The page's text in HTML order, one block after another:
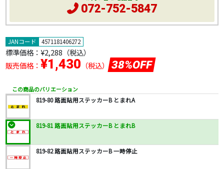
JANコード 4571181406272
標準価格： ¥2,288 （税込）
販売価格： ¥1,430 （税込） 38%OFF
この商品のバリエーション
819-80 路面貼用ステッカーB とまれA
819-81 路面貼用ステッカーB とまれB
819-82 路面貼用ステッカーB 一時停止
072-752-5847